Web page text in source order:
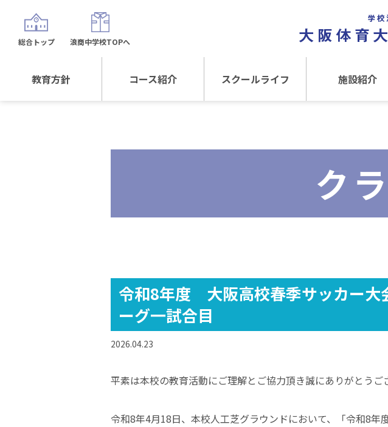
教育方針 コース紹介 スクールライフ 施設紹介
総合トップ 浪商中学校TOPへ
ク
令和8年度 大阪高校春季サッカー
ーグ一試合目
2026.04.23
平素は本校の教育活動にご理解とご協力頂き誠にありがとうご
令和8年4月18日、本校人工芝グラウンドにおいて、「令和8